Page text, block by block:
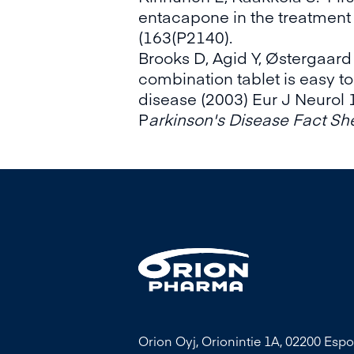
entacapone in the
(163(P2140).
Brooks D, Agid Y,
combination tablet is easy
disease (2003) Eur J Neurol
Parkinson's Disease Fact
Orion Oyj, Orionintie 1A, 02200